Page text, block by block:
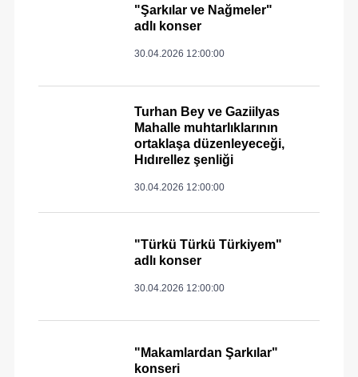
"Şarkılar ve Nağmeler"
adlı konser
30.04.2026 12:00:00
Turhan Bey ve Gaziilyas
Mahalle muhtarlıklarının
ortaklaşa düzenleyeceği,
Hıdırellez şenliği
30.04.2026 12:00:00
"Türkü Türkü Türkiyem"
adlı konser
30.04.2026 12:00:00
"Makamlardan Şarkılar"
konseri